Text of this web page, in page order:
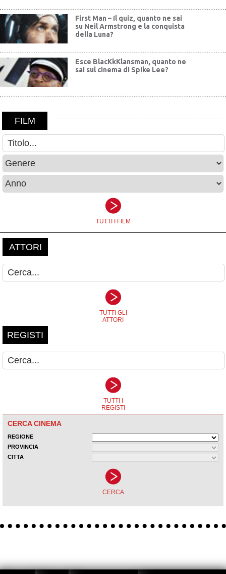
First Man – Il quiz, quanto ne sai
su Neil Armstrong e la conquista
della Luna?
Esce BlacKkKlansman, quanto ne
sai sul cinema di Spike Lee?